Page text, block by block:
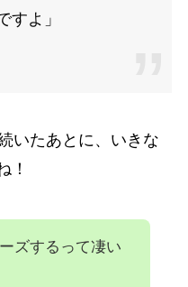
すよ」
いたあとに、いきな
！
ズするって凄い